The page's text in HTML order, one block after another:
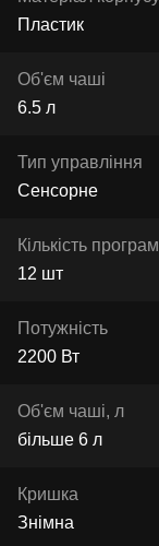
Пластик
Об'єм чаші
6.5 л
Тип управління
Сенсорне
Кількість програм
12 шт
Потужність
2200 Вт
Об'єм чаші, л
більше 6 л
Кришка
Знімна